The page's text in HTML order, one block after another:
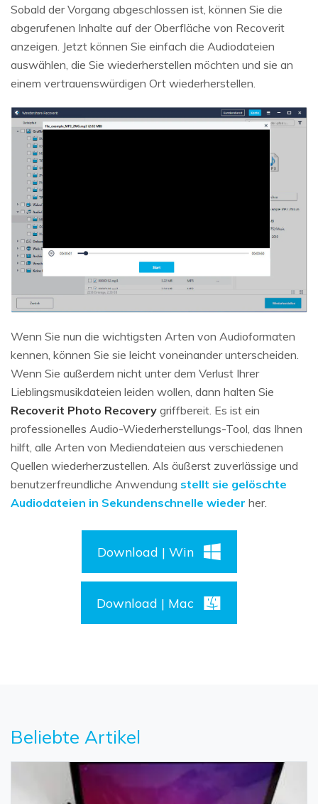
Sobald der Vorgang abgeschlossen ist, können Sie die
abgerufenen Inhalte auf der Oberfläche von Recoverit
anzeigen. Jetzt können Sie einfach die Audiodateien
auswählen, die Sie wiederherstellen möchten und sie an
einem vertrauenswürdigen Ort wiederherstellen.
Wenn Sie nun die wichtigsten Arten von Audioformaten
kennen, können Sie sie leicht voneinander unterscheiden.
Wenn Sie außerdem nicht unter dem Verlust Ihrer
Lieblingsmusikdateien leiden wollen, dann halten Sie
Recoverit Photo Recovery griffbereit. Es ist ein
professionelles Audio-Wiederherstellungs-Tool, das Ihnen
hilft, alle Arten von Mediendateien aus verschiedenen
Quellen wiederherzustellen. Als äußerst zuverlässige und
benutzerfreundliche Anwendung stellt sie gelöschte
Audiodateien in Sekundenschnelle wieder her.
Download | Win
Download | Mac
Beliebte Artikel